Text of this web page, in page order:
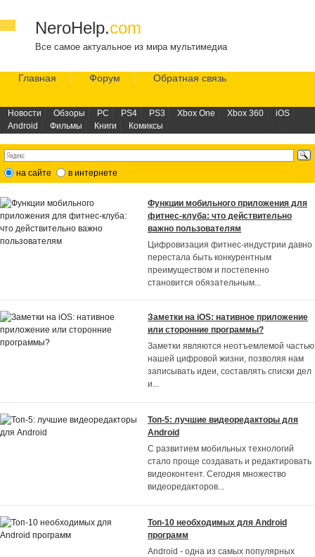
NeroHelp.com
Все самое актуальное из мира мультимедиа
Главная Форум Обратная связь
Новости Обзоры PC PS4 PS3 Xbox One Xbox 360
iOS
Android
Фильмы Книги Комиксы
на сайте в интернете
Функции мобильного приложения для
фитнес-клуба: что действительно
важно пользователям
Цифровизация фитнес-индустрии давно
перестала быть конкурентным
преимуществом и постепенно
становится обязательным...
Заметки на iOS: нативное приложение
или сторонние программы?
Заметки являются неотъемлемой частью
нашей цифровой жизни, позволяя нам
записывать идеи, составлять списки дел
и...
Топ-5: лучшие видеоредакторы для
Android
С развитием мобильных технологий
стало проще создавать и редактировать
видеоконтент. Сегодня множество
видеоредакторов...
Топ-10 необходимых для Android
программ
Android - одна из самых популярных